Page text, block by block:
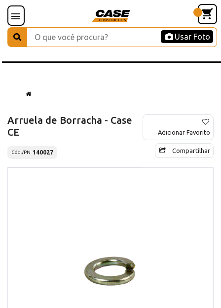
Usar Foto
Arruela de Borracha - Case
CE
Cód./PN 140027
Adicionar Favorito
Compartilhar